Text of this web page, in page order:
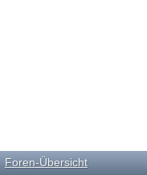
Foren-Übersicht